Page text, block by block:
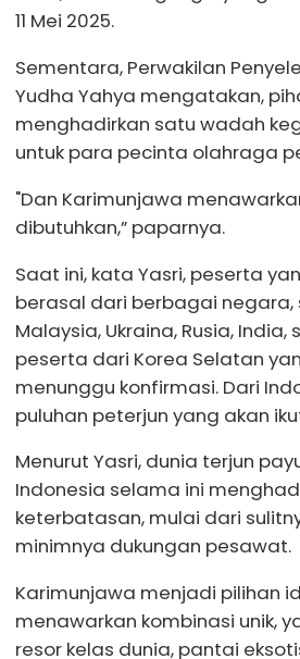
11 Mei 2025.
Sementara, Perwakilan
Yudha Yahya mengatakan,
menghadirkan satu wadah
untuk para pecinta olahraga
"Dan Karimunjawa
dibutuhkan,” paparnya.
Saat ini, kata Yasri, peserta
berasal dari berbagai negara,
Malaysia, Ukraina, Rusia, India,
peserta dari Korea Selatan
menunggu konfirmasi. Dari
puluhan peterjun yang akan
Menurut Yasri, dunia terjun
Indonesia selama ini
keterbatasan, mulai dari
minimnya dukungan pesawat.
Karimunjawa menjadi pilihan
menawarkan kombinasi unik,
resor kelas dunia, pantai